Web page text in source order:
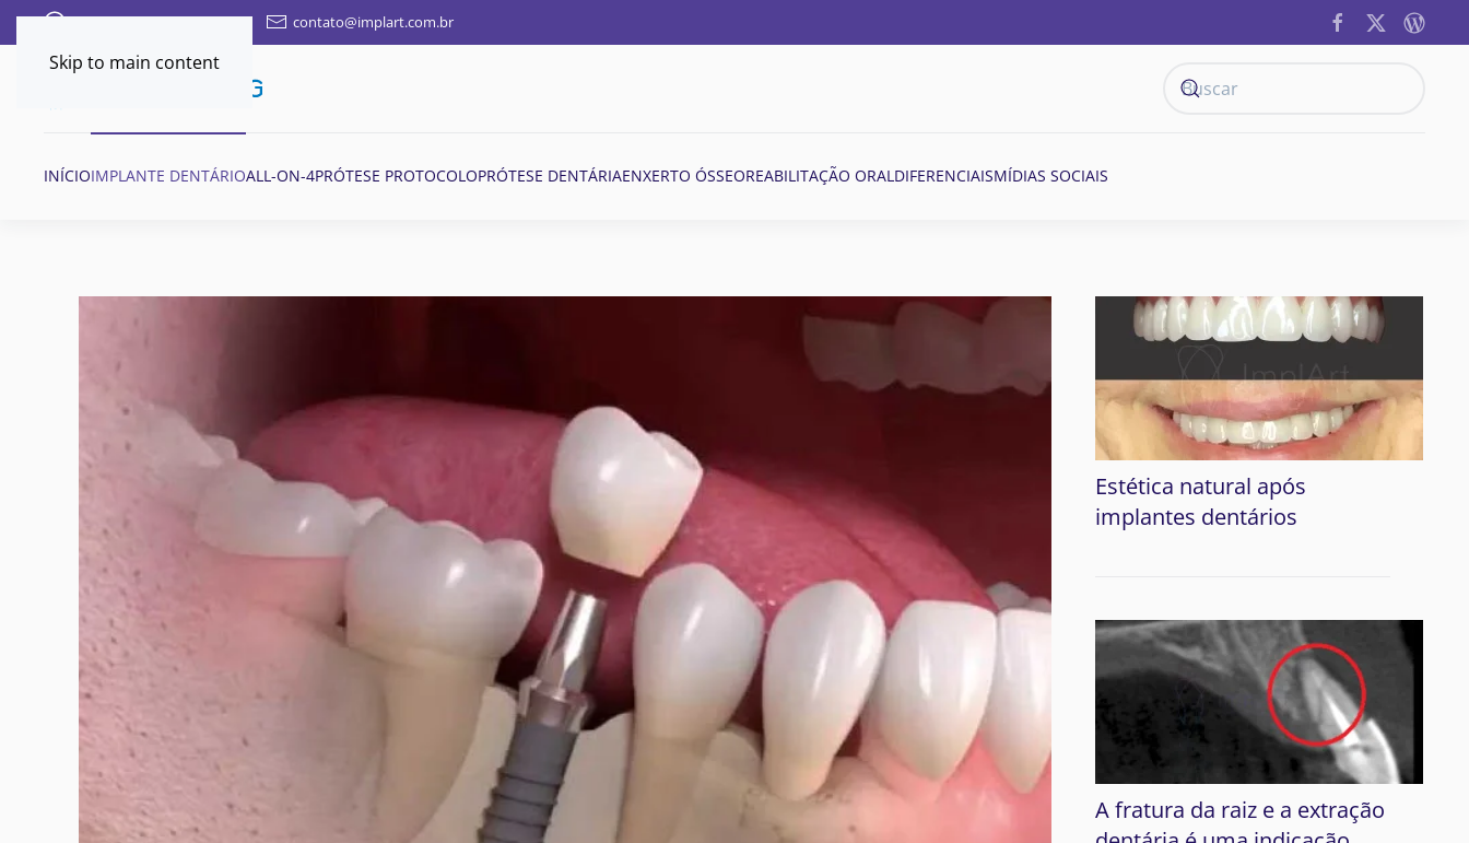
Skip to main content
FALE AQUI POR WHATSAPP contato@implart.com.br
INÍCIOIMPLANTE DENTÁRIOALL-ON-4PRÓTESE PROTOCOLOPRÓTESE DENTÁRIAENXERTO ÓSSEOREABILITAÇÃO ORALDIFERENCIAISMÍDIAS SOCIAIS
Estética natural após
implantes dentários
A fratura da raiz e a extração